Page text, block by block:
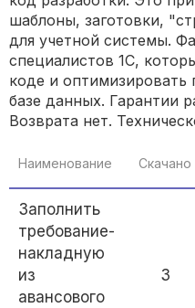
шаблоны, заготовки,
для учетной системы.
специалистов 1С,
коде и оптимизировать
базе данных. Гарантии
Возврата нет.
Наименование Скачано
Заполнить
требование-
накладную
из
авансового
3